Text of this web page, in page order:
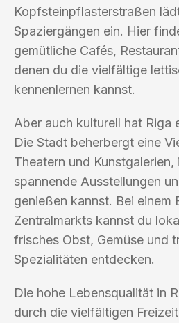
Kopfsteinpflasterstraßen
Spaziergängen ein. Hier
gemütliche Cafés,
denen du die vielfältige
kennenlernen kannst.
Aber auch kulturell hat Riga
Die Stadt beherbergt eine
Theatern und Kunstgalerien,
spannende Ausstellungen
genießen kannst. Bei einem
Zentralmarkts kannst du
frisches Obst, Gemüse und
Spezialitäten entdecken.
Die hohe Lebensqualität in
durch die vielfältigen